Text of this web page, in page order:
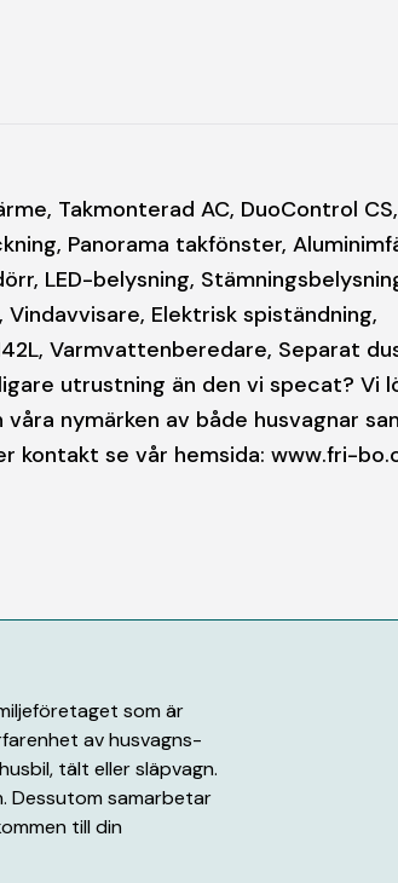
Takmonterad AC, DuoControl CS,
Panorama takfönster,
LED-belysning,
Elektrisk spiständning,
Varmvattenberedare, Separat
utrustning än den vi specat? Vi
nymärken av både husvagnar
kontakt se vår hemsida: www.fri-
som är
av husvagns-
tält eller släpvagn.
Dessutom samarbetar
till din